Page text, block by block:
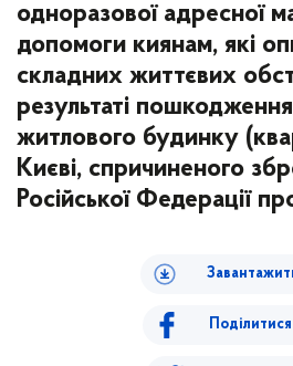
одноразової адресної
допомоги киянам, які
складних життєвих
результаті
житлового будинку
Києві, спричиненого
Російської Федерації
Поділитися